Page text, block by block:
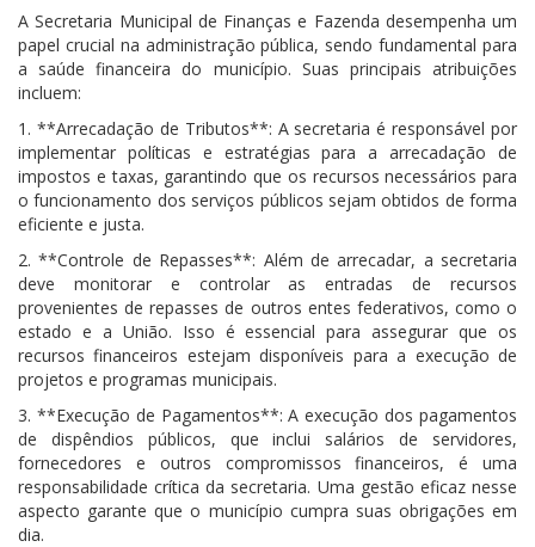
A Secretaria Municipal de Finanças e Fazenda desempenha um
papel crucial na administração pública, sendo fundamental para
a saúde financeira do município. Suas principais atribuições
incluem:
1. **Arrecadação de Tributos**: A secretaria é responsável por
implementar políticas e estratégias para a arrecadação de
impostos e taxas, garantindo que os recursos necessários para
o funcionamento dos serviços públicos sejam obtidos de forma
eficiente e justa.
2. **Controle de Repasses**: Além de arrecadar, a secretaria
deve monitorar e controlar as entradas de recursos
provenientes de repasses de outros entes federativos, como o
estado e a União. Isso é essencial para assegurar que os
recursos financeiros estejam disponíveis para a execução de
projetos e programas municipais.
3. **Execução de Pagamentos**: A execução dos pagamentos
de dispêndios públicos, que inclui salários de servidores,
fornecedores e outros compromissos financeiros, é uma
responsabilidade crítica da secretaria. Uma gestão eficaz nesse
aspecto garante que o município cumpra suas obrigações em
dia.